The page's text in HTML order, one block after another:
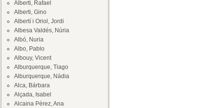
Alberti, Rafael
Alberti, Gino
Albertí i Oriol, Jordi
Albesa Valdés, Núria
Albó, Nuria
Albo, Pablo
Albouy, Vicent
Alburquerque, Tiago
Alburquerque, Nádia
Alca, Bárbara
Alçada, Isabel
Alcaina Pérez, Ana